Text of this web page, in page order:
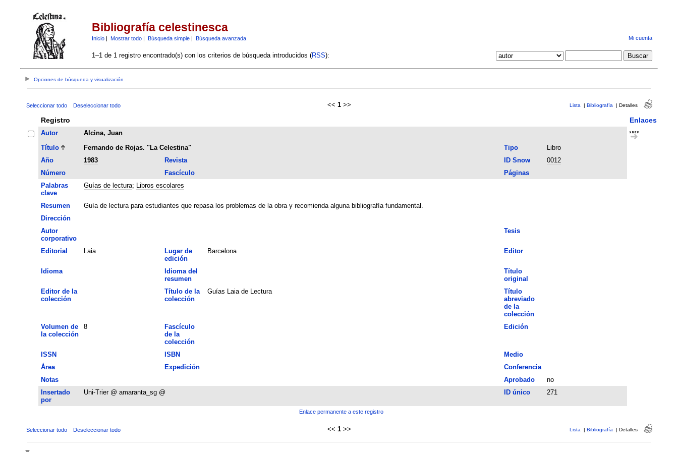
Bibliografía celestinesca
Inicio| Mostrar todo| Búsqueda simple| Búsqueda avanzada Mi cuenta
1–1 de 1 registro encontrado(s) con los criterios de búsqueda introducidos (RSS):
Opciones de búsqueda y visualización
Seleccionar todo Deseleccionar todo << 1 >> Lista | Bibliografía | Detalles
Registro Enlaces
Autor
Alcina, Juan
Título
Fernando de Rojas. "La Celestina" Tipo
Libro
Año
1983 Revista ID Snow
0012
Número
Fascículo
Páginas
Palabras
clave
Guías de lectura; Libros escolares
Resumen
Guía de lectura para estudiantes que repasa los problemas de la obra y recomienda alguna bibliografía fundamental.
Dirección
Autor
corporativo
Tesis
Editorial Laia
Lugar de
edición
Barcelona Editor
Idioma
Idioma del
resumen
Título
original
Editor de la
colección
Título de la
colección
Guías Laia de Lectura
Título
abreviado
de la
colección
Volumen de
la colección
8
Fascículo
de la
colección
Edición
ISSN ISBN
Medio
Área
Expedición
Conferencia
Notas
Aprobado
no
Insertado
por
Uni-Trier @ amaranta_sg @ ID único 271
Enlace permanente a este registro
Seleccionar todo Deseleccionar todo << 1 >> Lista | Bibliografía | Detalles